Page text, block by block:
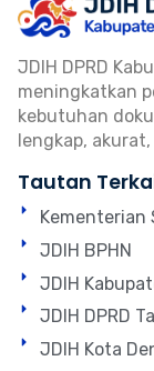
JDIH DPRD
meningkatkan
kebutuhan
lengkap,
Tautan
Kementerian
JDIH BPHN
JDIH
JDIH DPRD
JDIH Kota